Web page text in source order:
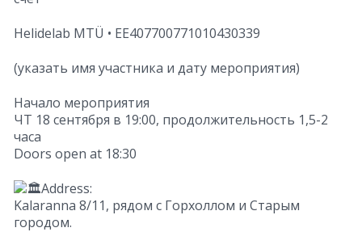
Helidelab MTÜ • EE407700771010430339
(указать имя участника и дату мероприятия)
Начало мероприятия
ЧТ 18 сентября в 19:00, продолжительность 1,5-2
часа
Doors open at 18:30
Address:
Kalaranna 8/11, рядом с Горхоллом и Старым
городом.